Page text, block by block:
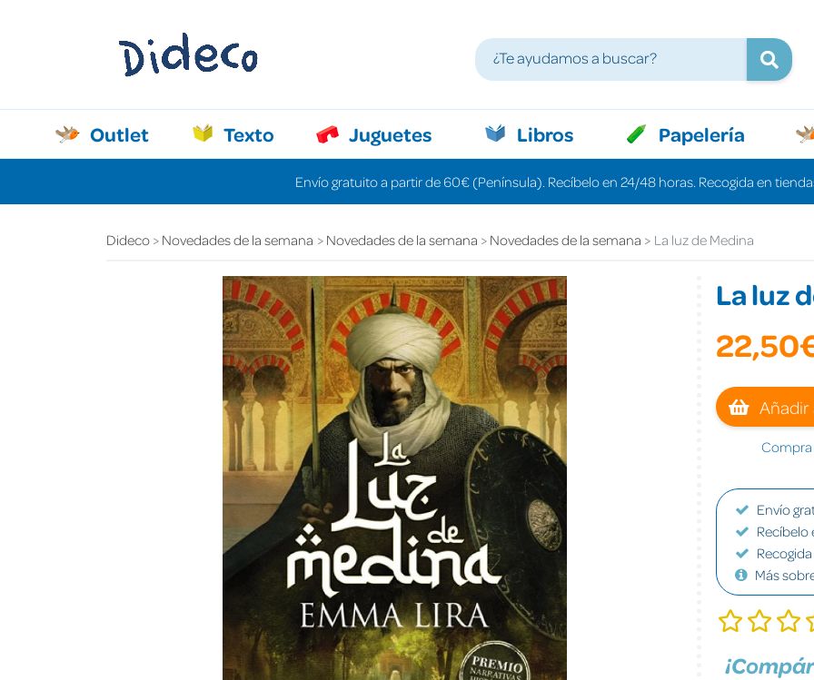
Outlet Texto Juguetes Libros Papelería
Envío gratuito a partir de 60€ (Península). Recíbelo en 24/48 horas. Recogida en
Dideco Novedades de la semana Novedades de la semana Novedades de la semana La luz de Medina
La luz
Añadir
Compra
Envío
Recíbelo
Más